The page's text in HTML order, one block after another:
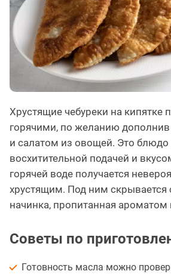
Хрустящие чебуреки на кипятке
горячими, по желанию
и салатом из овощей. Это блюдо
восхитительной подачей и
горячей воде получается
хрустящим. Под ним скрывается
начинка, пропитанная ароматом
Советы по
Готовность масла можно